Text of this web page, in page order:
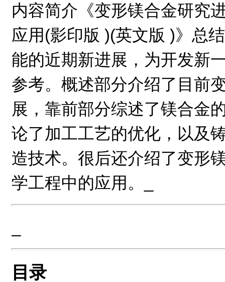
内容简介《变形镁合金研究
应用(影印版 )(英文版 )》总
能的近期新进展，为开发新
参考。概述部分介绍了目前
展，靠前部分综述了镁合金
论了加工工艺的优化，以及
造技术。很后还介绍了变形
学工程中的应用。_
目录